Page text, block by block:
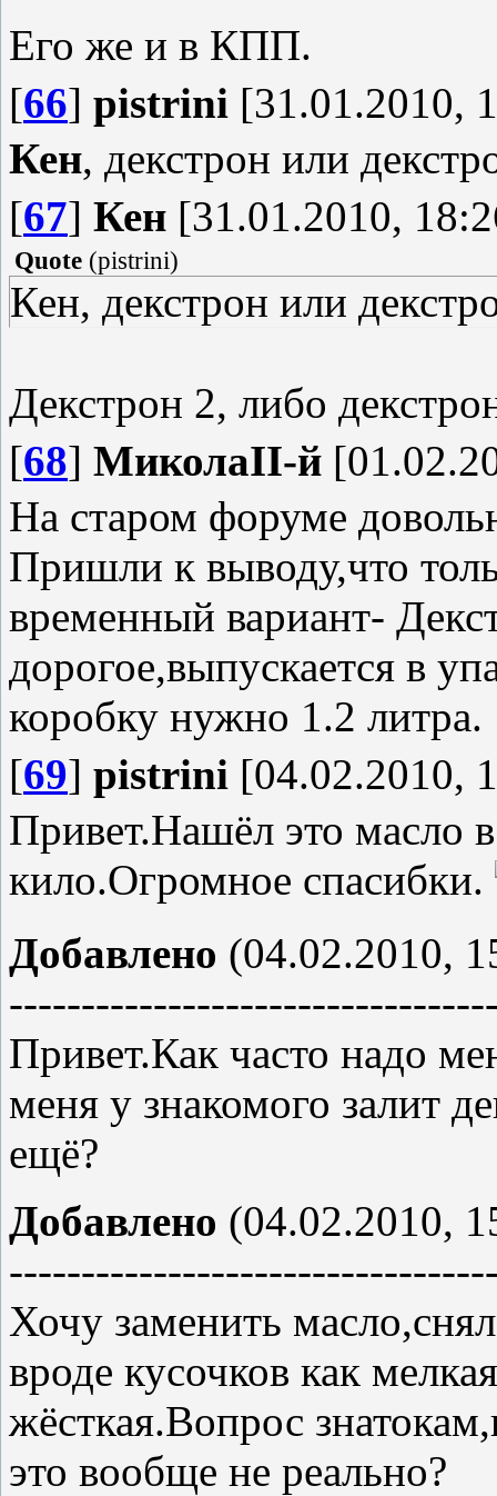
Его же и в КПП.
[66] pistrini [31.01.2010,
Кен, декстрон или
[67] Кен [31.01.2010,
Quote (pistrini)
Кен, декстрон или
Декстрон 2, либо
[68] МиколаII-й
На старом форуме
Пришли к выводу,что
временный вариант-
дорогое,выпускается в
коробку нужно 1.2 литра.
[69] pistrini [04.02.2010,
Привет.Нашёл это масло в
кило.Огромное спасибки.
Добавлено (04.02.2010,
Привет.Как часто надо
меня у знакомого залит
ещё?
Добавлено (04.02.2010,
Хочу заменить
вроде кусочков как
жёсткая.Вопрос
это вообще не реально?